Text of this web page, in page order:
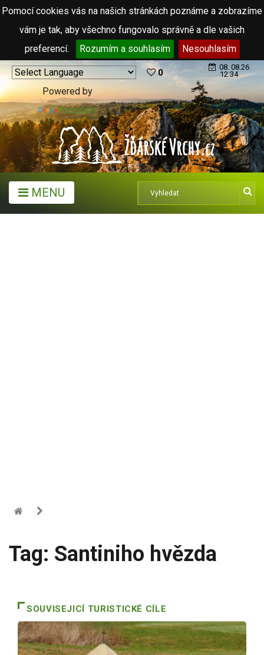
Pomocí cookies vás na našich stránkách poznáme a zobrazíme
vám je tak, aby všechno fungovalo správně a dle vašich
preferencí.
Rozumím a souhlasím Nesouhlasím
Powered by
Translate
0
08. 08.26
12:34
MENU
Tag: Santiniho hvězda
SOUVISEJICÍ TURISTICKÉ CÍLE